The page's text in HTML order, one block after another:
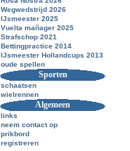
Wegwedstrijd 2026
IJsmeester 2025
Vuelta mañager 2025
Strafschop 2021
Bettingpractice 2014
IJsmeester Hollandcups 2013
oude spellen
Sporten
schaatsen
wielrennen
Algemeen
links
neem contact op
prikbord
registreren